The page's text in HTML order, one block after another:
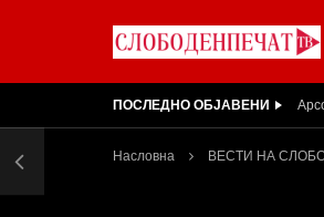
ПОСЛЕДНО ОБЈАВЕНИ
Насловна ВЕСТИ НА